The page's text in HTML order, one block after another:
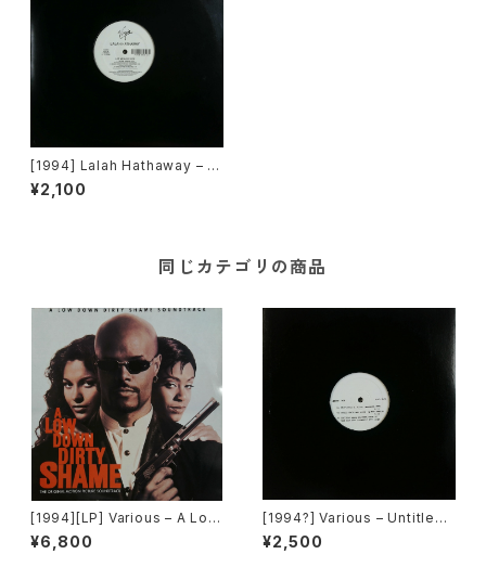
[1994] Lalah Hathaway – L
et Me Love You [Virgin]
¥2,100
同じカテゴリの商品
[1994][LP] Various – A Low
Down Dirty Shame (The Or
iginal Motion Picture Soun
¥6,800
[1994?] Various – Untitled
(Nas – Lifes A Bitch) [Not
On Label][PROMO]
¥2,500